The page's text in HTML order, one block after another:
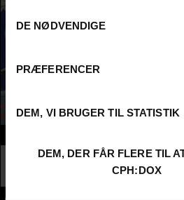
Samtykkevalg
DE NØDVENDIGE
PRÆFERENCER
DEM, VI BRUGER TIL STATISTIK
DEM, DER FÅR FLERE TIL
CPH:DOX
Nationalitet
United Kingdom
Director